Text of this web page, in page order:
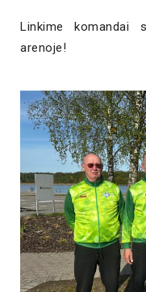
Linkime komandai
arenoje!